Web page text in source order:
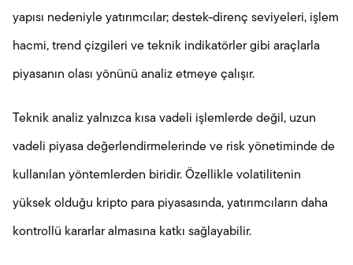
yapısı nedeniyle yatırımcılar; destek-direnç seviyeleri, işlem
hacmi, trend çizgileri ve teknik indikatörler gibi araçlarla
piyasanın olası yönünü analiz etmeye çalışır.
Teknik analiz yalnızca kısa vadeli işlemlerde değil, uzun
vadeli piyasa değerlendirmelerinde ve risk yönetiminde de
kullanılan yöntemlerden biridir. Özellikle volatilitenin
yüksek olduğu kripto para piyasasında, yatırımcıların daha
kontrollü kararlar almasına katkı sağlayabilir.